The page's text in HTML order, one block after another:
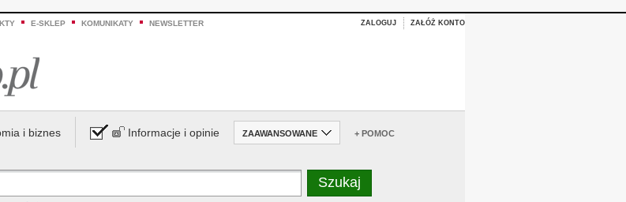
E-SKLEP KOMUNIKATY NEWSLETTER ZALOGUJ ZAŁÓŻ KONTO
i biznes Informacje i opinie ZAAWANSOWANE + POMOC